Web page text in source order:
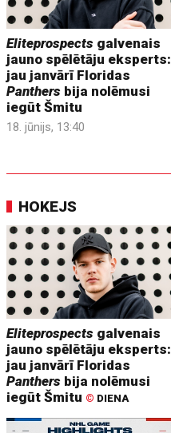
Eliteprospects galvenais
jauno spēlētāju eksperts:
jau janvārī Floridas
Panthers bija nolēmusi
iegūt Šmitu
18. jūnijs, 13:40
HOKEJS
Eliteprospects galvenais
jauno spēlētāju eksperts:
jau janvārī Floridas
Panthers bija nolēmusi
iegūt Šmitu © DIENA